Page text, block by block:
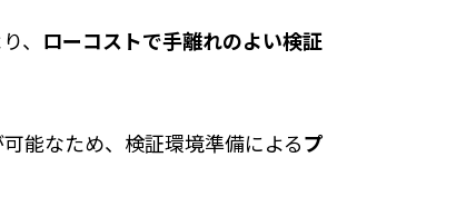
、 ローコストで手離れのよい検証
能なため、検証環境準備によるプ